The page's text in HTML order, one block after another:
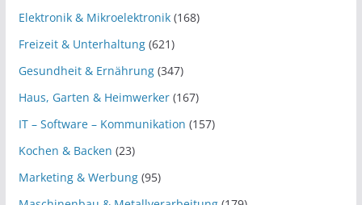
Elektronik & Mikroelektronik(168)
Freizeit & Unterhaltung(621)
Gesundheit & Ernährung(347)
Haus, Garten & Heimwerker(167)
IT – Software – Kommunikation (157)
Kochen & Backen (23)
Marketing & Werbung(95)